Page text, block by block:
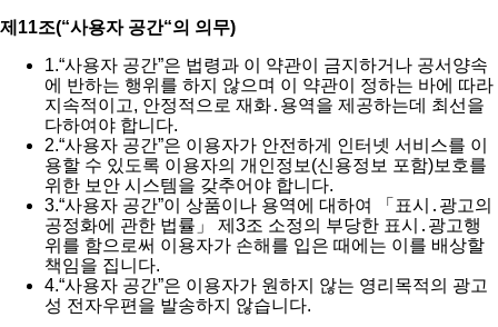
제11조(“사용자 공간“의 의무)
1.“사용자 공간”은 법령과 이 약관이 금지하거나 공서양속
에 반하는 행위를 하지 않으며 이 약관이 정하는 바에 따라
지속적이고, 안정적으로 재화․용역을 제공하는데 최선을
다하여야 합니다.
2.“사용자 공간”은 이용자가 안전하게 인터넷 서비스를 이
용할 수 있도록 이용자의 개인정보(신용정보 포함)보호를
위한 보안 시스템을 갖추어야 합니다.
3.“사용자 공간”이 상품이나 용역에 대하여 「표시․광고의
공정화에 관한 법률」 제3조 소정의 부당한 표시․광고행
위를 함으로써 이용자가 손해를 입은 때에는 이를 배상할
책임을 집니다.
4.“사용자 공간”은 이용자가 원하지 않는 영리목적의 광고
성 전자우편을 발송하지 않습니다.